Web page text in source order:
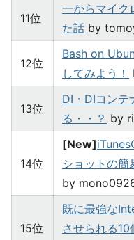
11位
一からマイク
た話 by
12位
Bash on
してみよう！
13位
DI・DIコンテ
る・・？ by
14位
[New]
ショットの簡
by
15位
既に最強な
させられる